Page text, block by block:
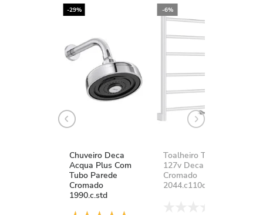
-29%
Chuveiro Deca
Acqua Plus Com
Tubo Parede
Cromado
1990.c.std
-6%
Toalheiro Térmico
127v Deca You
Cromado
2044.c110d.aqc